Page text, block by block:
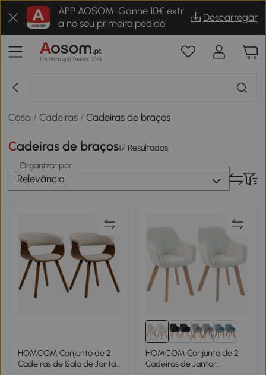
APP AOSOM: Ganhe 10€ extr
a no seu primeiro pedido!
Descarregar
Casa /Cadeiras /Cadeiras de braços
Cadeiras de braços17 Resultados
Organizar por
Relevância
HOMCOM Conjunto de 2
Cadeiras de Sala de Jantar
HOMCOM Conjunto de 2
Cadeiras de Jantar